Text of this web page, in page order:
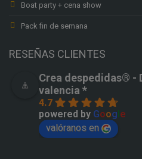
Boat party + cena show
Pack fin de semana
RESEÑAS CLIENTES
Crea despedidas®️ -
valencia *
4.7
powered by Google
valóranos en